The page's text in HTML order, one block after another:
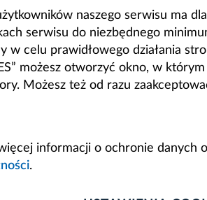
naszego serwisu ma
serwisu do niezbędnego
w celu prawidłowego działania
możesz otworzyć okno, w
Możesz też od razu
informacji o ochronie danych
.